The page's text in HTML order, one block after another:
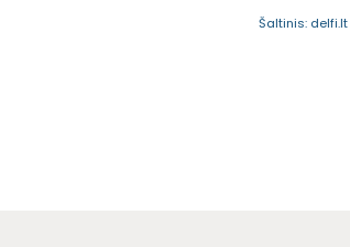
Šaltinis: delfi.lt